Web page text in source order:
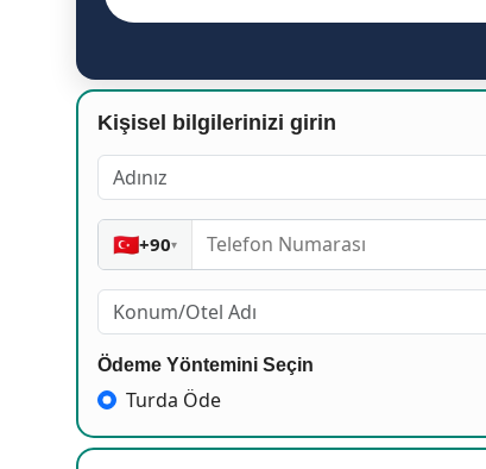
Kişisel bilgilerinizi girin
🇹🇷+90▾
Ödeme Yöntemini Seçin
Turda Öde